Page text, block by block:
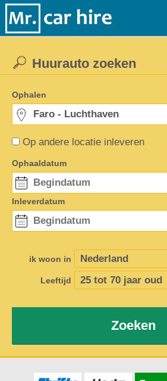
Op andere locatie inleveren
Huurauto zoeken
Ophalen
Ophaaldatum
Inleverdatum
ik woon in
Leeftijd
Zoeken